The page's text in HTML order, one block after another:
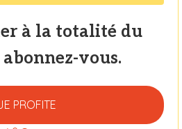
à la totalité du
vous.
PROFITE